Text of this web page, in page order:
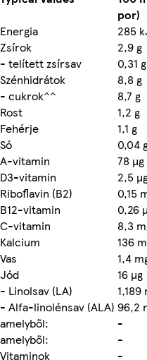
por)
Energia
285
Zsírok
2,9 g
- telített zsírsav
0,31 g
Szénhidrátok
8,8 g
- cukrok^^
8,7 g
Rost
1,2 g
Fehérje
1,1 g
Só
0,04
A-vitamin
78 µg
D3-vitamin
2,5
Riboflavin (B2)
0,15
B12-vitamin
0,26
C-vitamin
8,3
Kalcium
136
Vas
1,4
Jód
16 µg
- Linolsav (LA)
1,189
- Alfa-linolénsav (ALA) 96,2
amelyből:
-
amelyből:
-
Vitaminok
-